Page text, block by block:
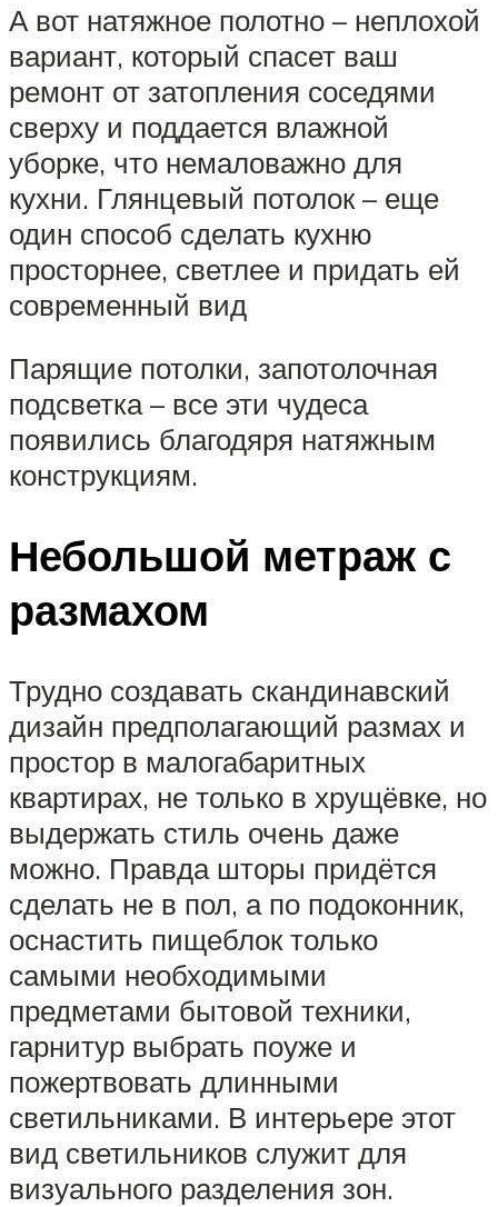
А вот натяжное полотно – неплохой
вариант, который спасет ваш
ремонт от затопления соседями
сверху и поддается влажной
уборке, что немаловажно для
кухни. Глянцевый потолок – еще
один способ сделать кухню
просторнее, светлее и придать ей
современный вид
Парящие потолки, запотолочная
подсветка – все эти чудеса
появились благодяря натяжным
конструкциям.
Небольшой метраж с
размахом
Трудно создавать скандинавский
дизайн предполагающий размах и
простор в малогабаритных
квартирах, не только в хрущёвке, но
выдержать стиль очень даже
можно. Правда шторы придётся
сделать не в пол, а по подоконник,
оснастить пищеблок только
самыми необходимыми
предметами бытовой техники,
гарнитур выбрать поуже и
пожертвовать длинными
светильниками. В интерьере этот
вид светильников служит для
визуального разделения зон.